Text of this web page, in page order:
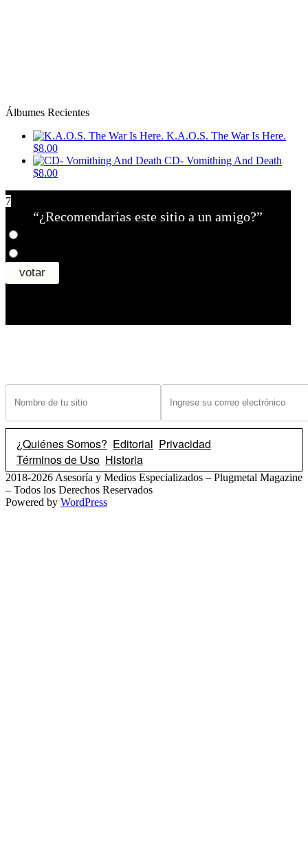
Álbumes Recientes
K.A.O.S. The War Is Here.
$8.00
CD- Vomithing And Death
$8.00
7
“¿Recomendarías este sitio a un amigo?”
¿Quiénes Somos? Editorial Privacidad
Términos de Uso Historia
2018-2026 Asesoría y Medios Especializados – Plugmetal Magazine
– Todos los Derechos Reservados
Powered by WordPress